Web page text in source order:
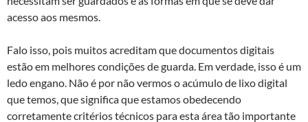
acesso aos mesmos.
Falo isso, pois muitos acreditam que documentos digitais
estão em melhores condições de guarda. Em verdade, isso é um
ledo engano. Não é por não vermos o acúmulo de lixo digital
que temos, que significa que estamos obedecendo
corretamente critérios técnicos para esta área tão importante